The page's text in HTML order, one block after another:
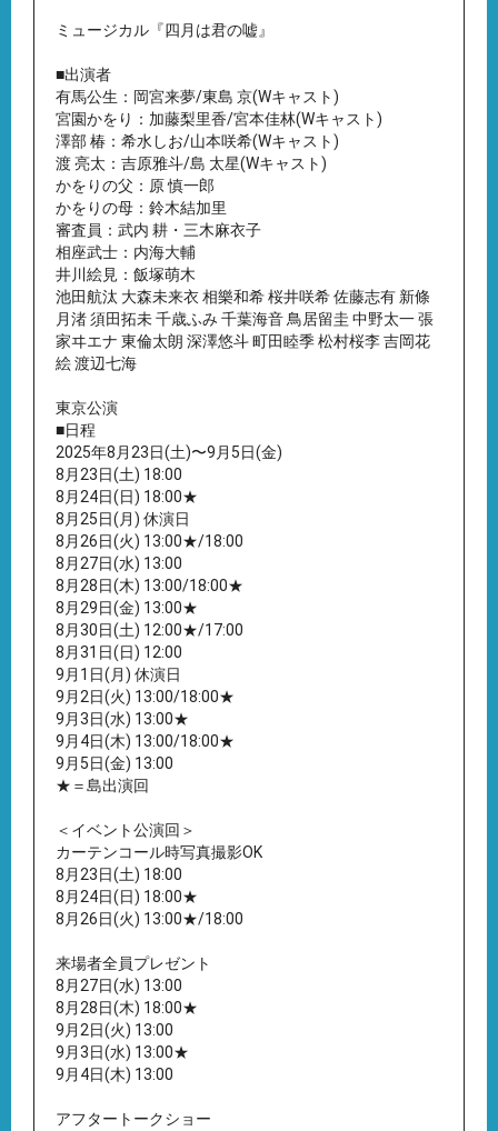
ミュージカル『四月は君の嘘』
■出演者
有馬公生：岡宮来夢/東島 京(Wキャスト)
宮園かをり：加藤梨里香/宮本佳林(Wキャスト)
澤部 椿：希水しお/山本咲希(Wキャスト)
渡 亮太：吉原雅斗/島 太星(Wキャスト)
かをりの父：原 慎一郎
かをりの母：鈴木結加里
審査員：武内 耕・三木麻衣子
相座武士：内海大輔
井川絵見：飯塚萌木
池田航汰 大森未来衣 相樂和希 桜井咲希 佐藤志有 新條
月渚 須田拓未 千歳ふみ 千葉海音 鳥居留圭 中野太一 張
家ヰエナ 東倫太朗 深澤悠斗 町田睦季 松村桜李 吉岡花
絵 渡辺七海
東京公演
■日程
2025年8月23日(土)〜9月5日(金)
8月23日(土) 18:00
8月24日(日) 18:00★
8月25日(月) 休演日
8月26日(火) 13:00★/18:00
8月27日(水) 13:00
8月28日(木) 13:00/18:00★
8月29日(金) 13:00★
8月30日(土) 12:00★/17:00
8月31日(日) 12:00
9月1日(月) 休演日
9月2日(火) 13:00/18:00★
9月3日(水) 13:00★
9月4日(木) 13:00/18:00★
9月5日(金) 13:00
★＝島出演回
＜イベント公演回＞
カーテンコール時写真撮影OK
8月23日(土) 18:00
8月24日(日) 18:00★
8月26日(火) 13:00★/18:00
来場者全員プレゼント
8月27日(水) 13:00
8月28日(木) 18:00★
9月2日(火) 13:00
9月3日(水) 13:00★
9月4日(木) 13:00
アフタートークショー